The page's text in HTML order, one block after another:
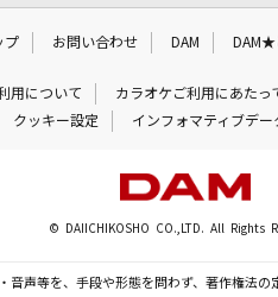
プ お問い合わせ DAM DAM★
用について カラオケご利用にあたっ
クッキー設定 インフォマティブデ
© DAIICHIKOSHO CO.,LTD. All Rights
音声等を、手段や形態を問わず、著作権法